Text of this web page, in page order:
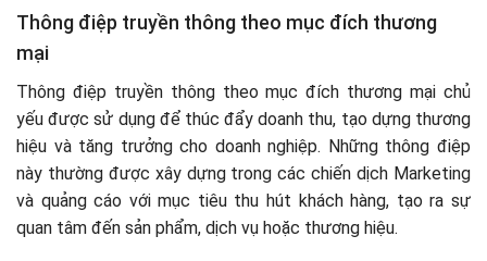
Thông điệp truyền thông theo mục đích thương
mại
Thông điệp truyền thông theo mục đích thương mại chủ
yếu được sử dụng để thúc đẩy doanh thu, tạo dựng thương
hiệu và tăng trưởng cho doanh nghiệp. Những thông điệp
này thường được xây dựng trong các chiến dịch Marketing
và quảng cáo với mục tiêu thu hút khách hàng, tạo ra sự
quan tâm đến sản phẩm, dịch vụ hoặc thương hiệu.